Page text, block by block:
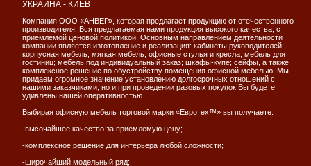
УКРАИНА - КИЕВ
Компания ООО «АНВЕР», которая предлагает продукцию от отечественного
производителя. Вся предлагаемая нами продукция высокого качества, с
приемлемой ценовой политикой. Основным направлением деятельности
компании является изготовление и реализация: кабинеты руководителей;
корпусная мебель; мягкая мебель; офисные стулья и кресла; мебель для
гостиниц; мебель под индивидуальный заказ; шкафы-купе; сейфы, а также
комплексное решение по обустройству помещения офисной мебелью. Мы
придаем огромное значение установлению долгосрочных отношений с
нашими заказчиками, но и при проведении разовых покупок Вы будете
удивлены нашей оперативностью.
Выбирая офисную мебель торговой марки «Евротех™» вы получаете:
-высочайшее качество за приемлемую цену;
-комплексное решение для интерьера любой сложности;
-широчайший модельный ряд;